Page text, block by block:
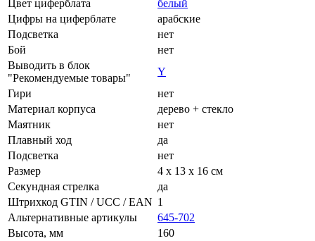
Цвет циферблата
белый
Цифры на циферблате
арабские
Подсветка
нет
Бой
нет
Выводить в блок
"Рекомендуемые товары"
Y
Гири
нет
Материал корпуса
дерево + стекло
Маятник
нет
Плавный ход
да
Подсветка
нет
Размер
4 x 13 x 16 см
Секундная стрелка
да
Штрихкод GTIN / UCC / EAN 1
Альтернативные артикулы
645-702
Высота, мм
160